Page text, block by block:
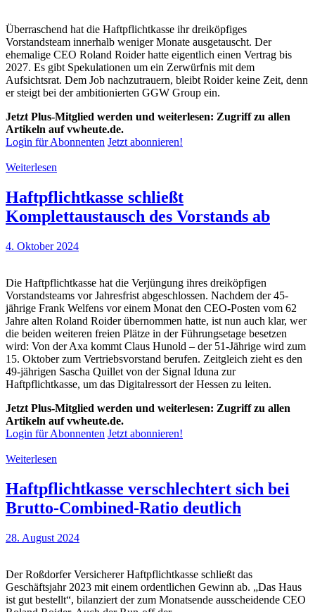
Überraschend hat die Haftpflichtkasse ihr dreiköpfiges
Vorstandsteam innerhalb weniger Monate ausgetauscht. Der
ehemalige CEO Roland Roider hatte eigentlich einen Vertrag bis
2027. Es gibt Spekulationen um ein Zerwürfnis mit dem
Aufsichtsrat. Dem Job nachzutrauern, bleibt Roider keine Zeit, denn
er steigt bei der ambitionierten GGW Group ein.
Jetzt Plus-Mitglied werden und weiterlesen: Zugriff zu allen
Artikeln auf vwheute.de.
Login für Abonnenten Jetzt abonnieren!
Weiterlesen
Haftpflichtkasse schließt
Komplettaustausch des Vorstands ab
4. Oktober 2024
Die Haftpflichtkasse hat die Verjüngung ihres dreiköpfigen
Vorstandsteams vor Jahresfrist abgeschlossen. Nachdem der 45-
jährige Frank Welfens vor einem Monat den CEO-Posten vom 62
Jahre alten Roland Roider übernommen hatte, ist nun auch klar, wer
die beiden weiteren freien Plätze in der Führungsetage besetzen
wird: Von der Axa kommt Claus Hunold – der 51-Jährige wird zum
15. Oktober zum Vertriebsvorstand berufen. Zeitgleich zieht es den
49-jährigen Sascha Quillet von der Signal Iduna zur
Haftpflichtkasse, um das Digitalressort der Hessen zu leiten.
Jetzt Plus-Mitglied werden und weiterlesen: Zugriff zu allen
Artikeln auf vwheute.de.
Login für Abonnenten Jetzt abonnieren!
Weiterlesen
Haftpflichtkasse verschlechtert sich bei
Brutto-Combined-Ratio deutlich
28. August 2024
Der Roßdorfer Versicherer Haftpflichtkasse schließt das
Geschäftsjahr 2023 mit einem ordentlichen Gewinn ab. „Das Haus
ist gut bestellt“, bilanziert der zum Monatsende ausscheidende CEO